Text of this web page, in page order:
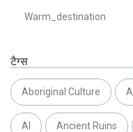
Warm_destination
टैग्स
Aboriginal Culture
AI Ancient Ruins